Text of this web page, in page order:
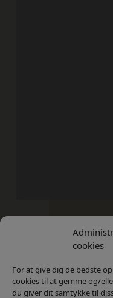
cookies
For at give dig de bedste
cookies til at gemme og/
du giver dit samtykke til
Kontakt